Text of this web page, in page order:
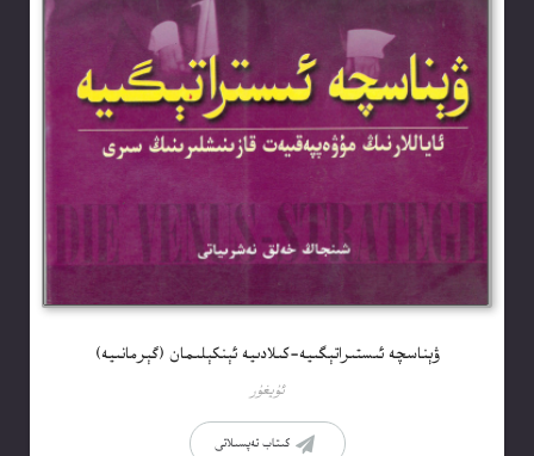
ۋېناسچە ئىستىراتېگىيە-كىلادىيە ئېنكېلىمان (گېرمانىيە)
ئۇيغۇر
كىتاب تەپسىلاتى